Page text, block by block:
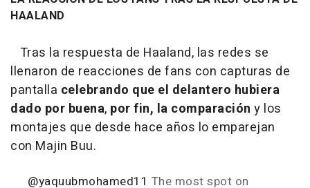
HAALAND
Tras la respuesta de Haaland, las redes se
llenaron de reacciones de fans con capturas de
pantalla celebrando que el delantero hubiera
dado por buena, por fin, la comparación y los
montajes que desde hace años lo emparejan
con Majin Buu.
@yaquubmohamed11 The most spot on